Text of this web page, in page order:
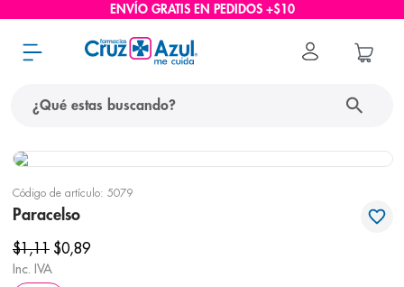
ENVÍO GRATIS EN PEDIDOS +$10
Código de artículo: 5079
Paracelso
$1,11 $0,89
Inc. IVA
términos más buscados
protector solar
3.